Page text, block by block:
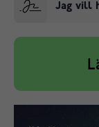
Jag vill